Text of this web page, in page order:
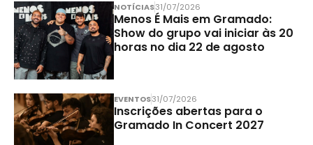
NOTÍCIAS31/07/2026
Menos É Mais em Gramado:
Show do grupo vai iniciar às 20
horas no dia 22 de agosto
EVENTOS31/07/2026
Inscrições abertas para o
Gramado In Concert 2027